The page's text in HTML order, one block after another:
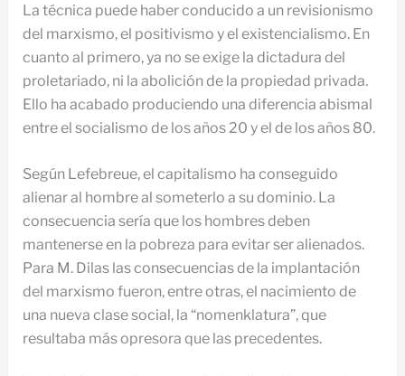
La técnica puede haber conducido a un revisionismo
del marxismo, el positivismo y el existencialismo. En
cuanto al primero, ya no se exige la dictadura del
proletariado, ni la abolición de la propiedad privada.
Ello ha acabado produciendo una diferencia abismal
entre el socialismo de los años 20 y el de los años 80.
Según Lefebreue, el capitalismo ha conseguido
alienar al hombre al someterlo a su dominio. La
consecuencia sería que los hombres deben
mantenerse en la pobreza para evitar ser alienados.
Para M. Dilas las consecuencias de la implantación
del marxismo fueron, entre otras, el nacimiento de
una nueva clase social, la “nomenklatura”, que
resultaba más opresora que las precedentes.